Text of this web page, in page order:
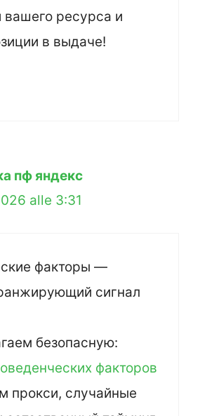
вашего ресурса и
в выдаче!
пф яндекс
alle 3:31
факторы —
сигнал
безопасную:
факторов
прокси, случайные